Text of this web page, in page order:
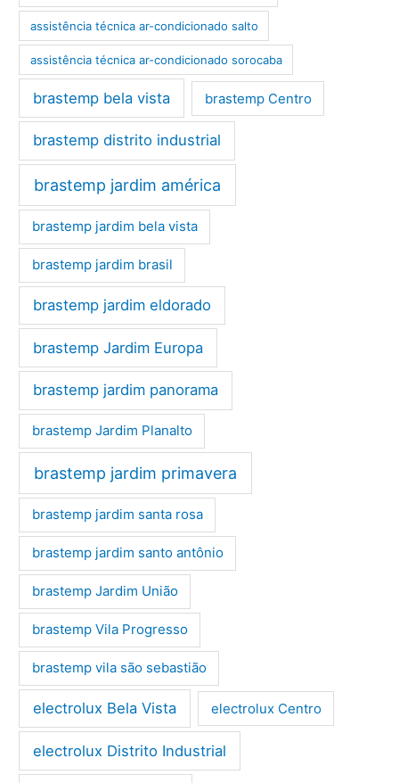
assistência técnica ar-condicionado salto
assistência técnica ar-condicionado sorocaba
brastemp bela vista brastemp Centro
brastemp distrito industrial
brastemp jardim américa
brastemp jardim bela vista
brastemp jardim brasil
brastemp jardim eldorado
brastemp Jardim Europa
brastemp jardim panorama
brastemp Jardim Planalto
brastemp jardim primavera
brastemp jardim santa rosa
brastemp jardim santo antônio
brastemp Jardim União
brastemp Vila Progresso
brastemp vila são sebastião
electrolux Bela Vista electrolux Centro
electrolux Distrito Industrial